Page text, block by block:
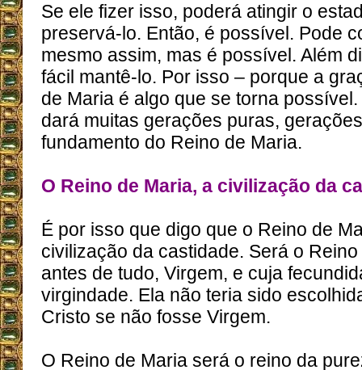
Se ele fizer isso, poderá atingir o
preservá-lo. Então, é possível. Pode
mesmo assim, mas é possível. Além
fácil mantê-lo. Por isso – porque a
de Maria é algo que se torna
dará muitas gerações puras,
fundamento do Reino de Maria.
O Reino de Maria, a civilização da
É por isso que digo que o Reino de
civilização da castidade. Será o
antes de tudo, Virgem, e cuja
virgindade. Ela não teria sido
Cristo se não fosse Virgem.
O Reino de Maria será o reino da